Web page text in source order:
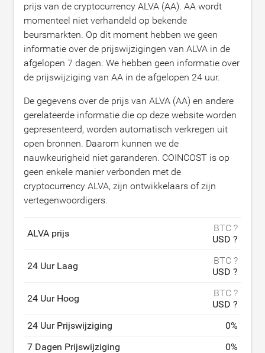
prijs van de cryptocurrency ALVA (AA). AA wordt
momenteel niet verhandeld op bekende
beursmarkten. Op dit moment hebben we geen
informatie over de prijswijzigingen van ALVA in de
afgelopen 7 dagen. We hebben geen informatie over
de prijswijziging van AA in de afgelopen 24 uur.
De gegevens over de prijs van ALVA (AA) en andere
gerelateerde informatie die op deze website worden
gepresenteerd, worden automatisch verkregen uit
open bronnen. Daarom kunnen we de
nauwkeurigheid niet garanderen. COINCOST is op
geen enkele manier verbonden met de
cryptocurrency ALVA, zijn ontwikkelaars of zijn
vertegenwoordigers.
ALVA prijs
BTC ?
USD ?
24 Uur Laag
BTC ?
USD ?
24 Uur Hoog
BTC ?
USD ?
24 Uur Prijswijziging
0%
7 Dagen Prijswijziging
0%